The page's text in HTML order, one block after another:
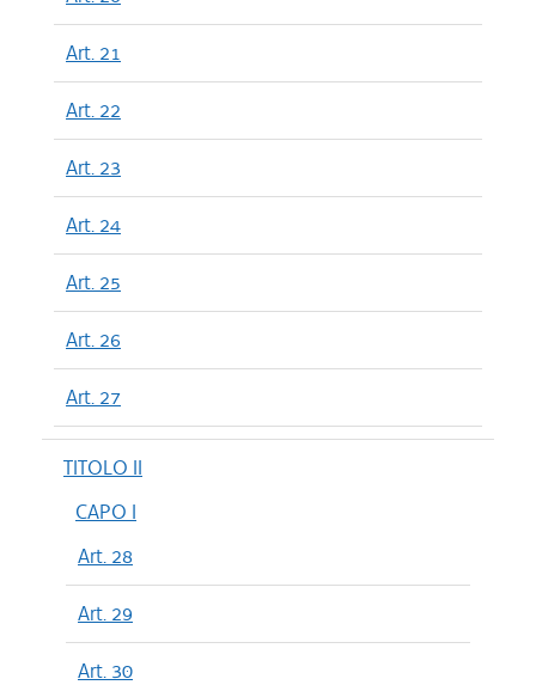
Art. 21
Art. 22
Art. 23
Art. 24
Art. 25
Art. 26
Art. 27
TITOLO II
CAPO I
Art. 28
Art. 29
Art. 30